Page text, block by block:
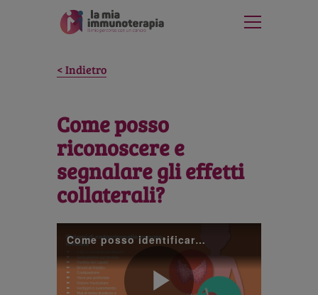
Indietro
Come posso
riconoscere e
segnalare gli effetti
collaterali?
Come posso identificare e segnalare gli effetti collaterali?